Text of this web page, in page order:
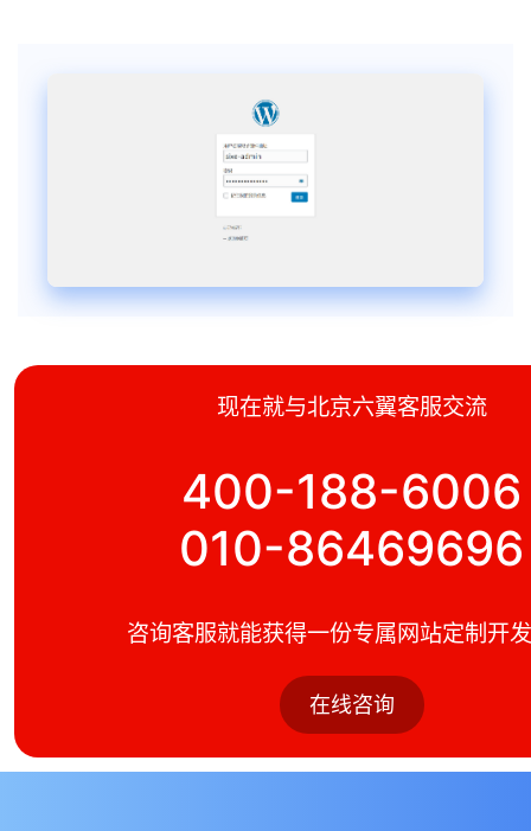
更多案例
现在就与北京六翼客服交流
400-188-6006
010-86469696
咨询客服就能获得一份专属网站定制开
在线咨询